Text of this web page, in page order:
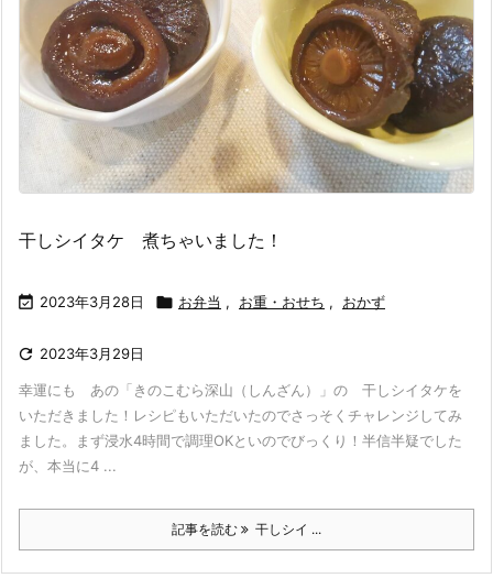
干しシイタケ 煮ちゃいました！
 2023年3月28日  お弁当 , お重・おせち , おかず
 2023年3月29日
幸運にも あの「きのこむら深山（しんざん）」の 干しシイタケを
いただきました！レシピもいただいたのでさっそくチャレンジしてみ
ました。まず浸水4時間で調理OKといのでびっくり！半信半疑でした
が、本当に4 ...
記事を読む 干しシイ ...